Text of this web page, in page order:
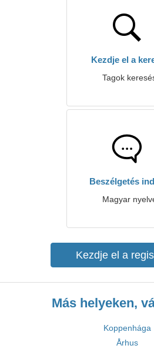
Kezdje el a
Tagok
Beszélgetés
Magyar
Kezdje el a
Más helyeken,
Koppenhága
Århus